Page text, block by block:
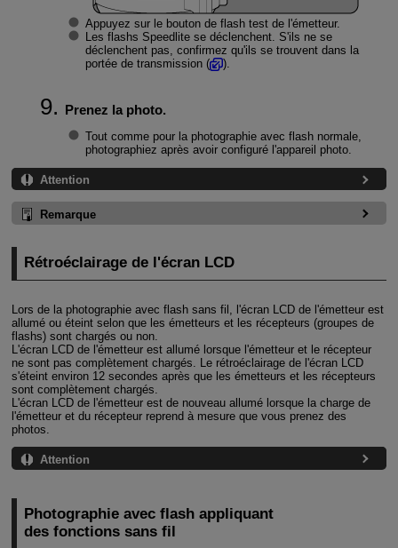
Appuyez sur le bouton de flash test de l'émetteur.
Les flashs Speedlite se déclenchent. S'ils ne se
déclenchent pas, confirmez qu'ils se trouvent dans la
portée de transmission (
).
Prenez la photo.
Tout comme pour la photographie avec flash normale,
photographiez après avoir configuré l'appareil photo.
Attention
Remarque
Rétroéclairage de l'écran LCD
Lors de la photographie avec flash sans fil, l'écran LCD de l'émetteur est
allumé ou éteint selon que les émetteurs et les récepteurs (groupes de
flashs) sont chargés ou non.
L'écran LCD de l'émetteur est allumé lorsque l'émetteur et le récepteur
ne sont pas complètement chargés. Le rétroéclairage de l'écran LCD
s'éteint environ 12 secondes après que les émetteurs et les récepteurs
sont complètement chargés.
L'écran LCD de l'émetteur est de nouveau allumé lorsque la charge de
l'émetteur et du récepteur reprend à mesure que vous prenez des
photos.
Attention
Photographie avec flash appliquant
des fonctions sans fil